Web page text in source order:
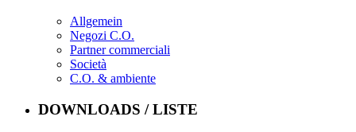
Allgemein
Negozi C.O.
Partner commerciali
Società
C.O. & ambiente
DOWNLOADS / LISTE